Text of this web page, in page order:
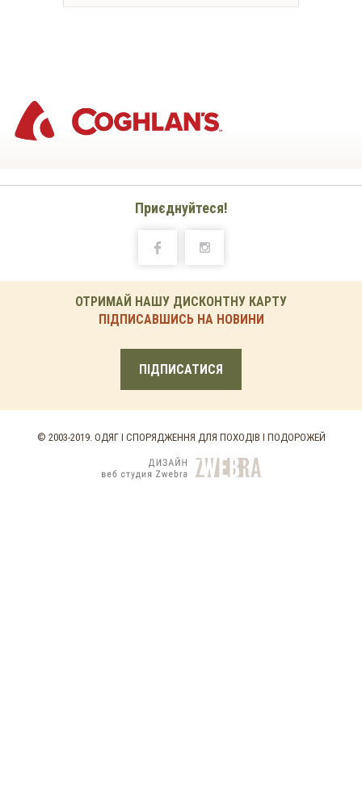
Приєднуйтеся!
ОТРИМАЙ НАШУ ДИСКОНТНУ КАРТУ
ПІДПИСАВШИСЬ НА НОВИНИ
ПІДПИСАТИСЯ
© 2003-2019. ОДЯГ І СПОРЯДЖЕННЯ ДЛЯ ПОХОДІВ І ПОДОРОЖЕЙ